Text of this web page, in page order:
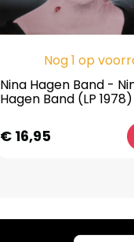
Nog 1 op
Nina Hagen Band -
Hagen Band (LP 1978)
€ 16,95